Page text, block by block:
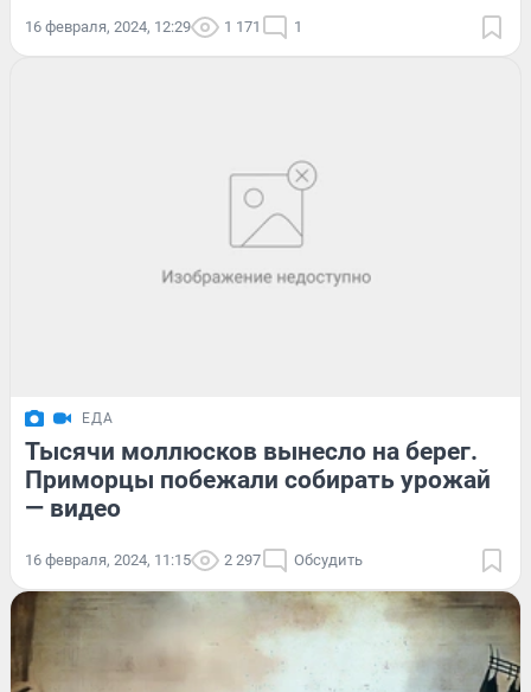
16 февраля, 2024, 12:29 1 171 1
ЕДА
Тысячи моллюсков вынесло на берег.
Приморцы побежали собирать урожай
— видео
16 февраля, 2024, 11:15 2 297 Обсудить